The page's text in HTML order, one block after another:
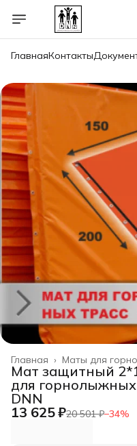
ГлавнаяКонтакты
Маты для
Главная ›
Мат защитный
для
DNN
13 625 ₽20 501 ₽−34%